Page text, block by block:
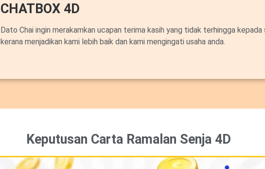
CHATBOX 4D
Dato Chai ingin merakamkan ucapan terima kasih yang tidak terhingga
kerana menjadikan kami lebih baik dan kami mengingati usaha anda.
Keputusan Carta Ramalan Senja 4D